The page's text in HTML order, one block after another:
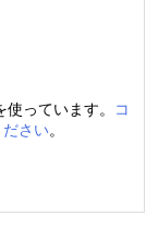
っています。
コ
ださい。